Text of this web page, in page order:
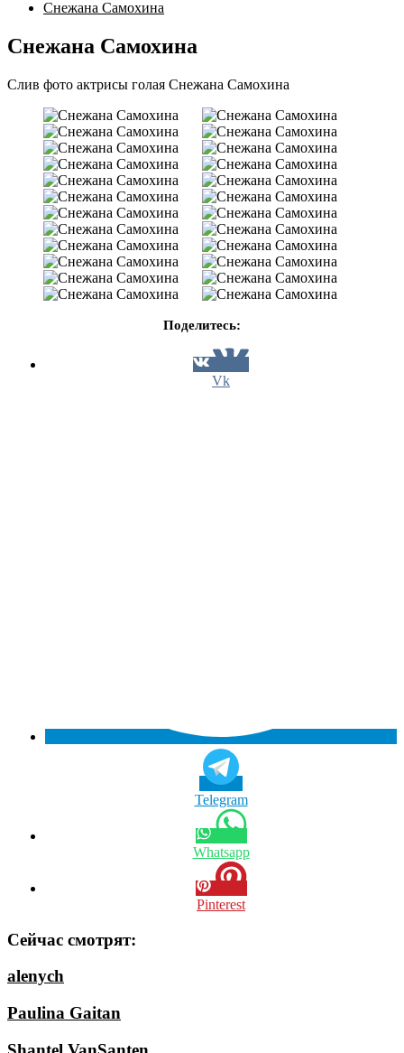
Снежана Самохина
Снежана Самохина
Слив фото актрисы голая Снежана Самохина
Поделитесь:
Vk
Telegram
Whatsapp
Pinterest
Сейчас смотрят:
alenych
Paulina Gaitan